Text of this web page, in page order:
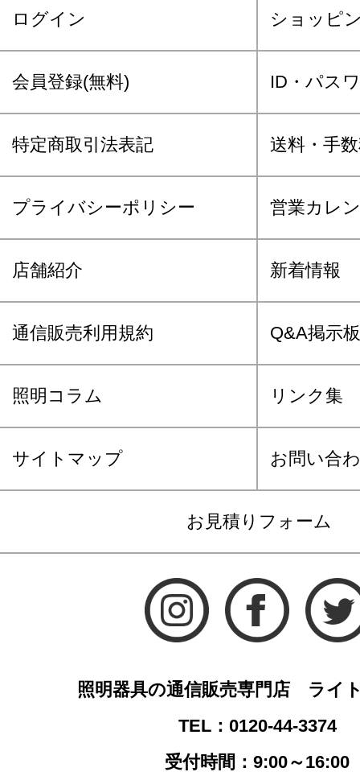
ログイン ショッピ
会員登録(無料) ID・パス
特定商取引法表記 送料・手
プライバシーポリシー 営業カレ
店舗紹介 新着情報
通信販売利用規約 Q&A掲示板
照明コラム リンク集
サイトマップ お問い合
お見積りフォーム
照明器具の通信販売専門店 ライ
TEL：0120-44-3374
受付時間：9:00～16:00